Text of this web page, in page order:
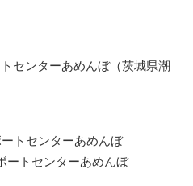
センターあめんぼ（茨城県潮
トセンターあめんぼ
トセンターあめんぼ